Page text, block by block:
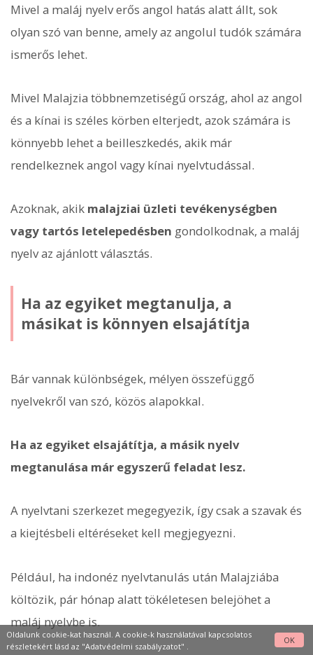
Mivel a maláj nyelv erős angol hatás alatt állt, sok
olyan szó van benne, amely az angolul tudók számára
ismerős lehet.
Mivel Malajzia többnemzetiségű ország, ahol az angol
és a kínai is széles körben elterjedt, azok számára is
könnyebb lehet a beilleszkedés, akik már
rendelkeznek angol vagy kínai nyelvtudással.
Azoknak, akik malajziai üzleti tevékenységben
vagy tartós letelepedésben gondolkodnak, a maláj
nyelv az ajánlott választás.
Ha az egyiket megtanulja, a
másikat is könnyen elsajátítja
Bár vannak különbségek, mélyen összefüggő
nyelvekről van szó, közös alapokkal.
Ha az egyiket elsajátítja, a másik nyelv
megtanulása már egyszerű feladat lesz.
A nyelvtani szerkezet megegyezik, így csak a szavak és
a kiejtésbeli eltéréseket kell megjegyezni.
Például, ha indonéz nyelvtanulás után Malajziába
költözik, pár hónap alatt tökéletesen belejöhet a
maláj nyelvbe is.
Oldalunk cookie-kat használ. A cookie-k használatával kapcsolatos
részletekért lásd az "Adatvédelmi szabályzatot"
OK